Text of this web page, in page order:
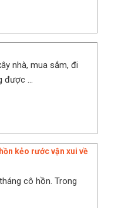
nhà, mua sắm, đi
được ...
kẻo rước vận xui về
cô hồn. Trong